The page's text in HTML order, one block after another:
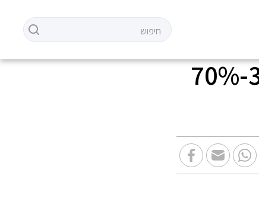
ניין ווסט – מבצעי שופינג אי אל – 30%-70%